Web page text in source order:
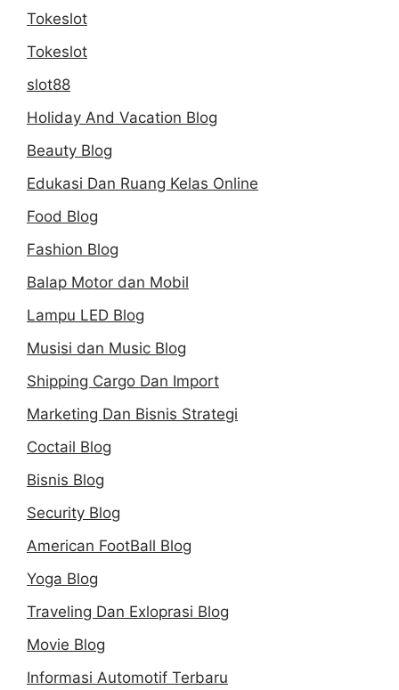
Tokeslot
Tokeslot
slot88
Holiday And Vacation Blog
Beauty Blog
Edukasi Dan Ruang Kelas Online
Food Blog
Fashion Blog
Balap Motor dan Mobil
Lampu LED Blog
Musisi dan Music Blog
Shipping Cargo Dan Import
Marketing Dan Bisnis Strategi
Coctail Blog
Bisnis Blog
Security Blog
American FootBall Blog
Yoga Blog
Traveling Dan Exloprasi Blog
Movie Blog
Informasi Automotif Terbaru